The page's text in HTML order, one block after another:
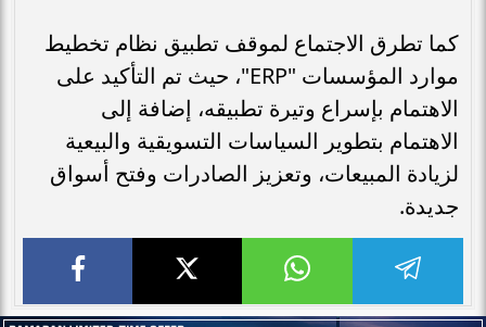
كما تطرق الاجتماع لموقف تطبيق نظام تخطيط
موارد المؤسسات "ERP"، حيث تم التأكيد على
الاهتمام بإسراع وتيرة تطبيقه، إضافة إلى
الاهتمام بتطوير السياسات التسويقية والبيعية
لزيادة المبيعات، وتعزيز الصادرات وفتح أسواق
جديدة.